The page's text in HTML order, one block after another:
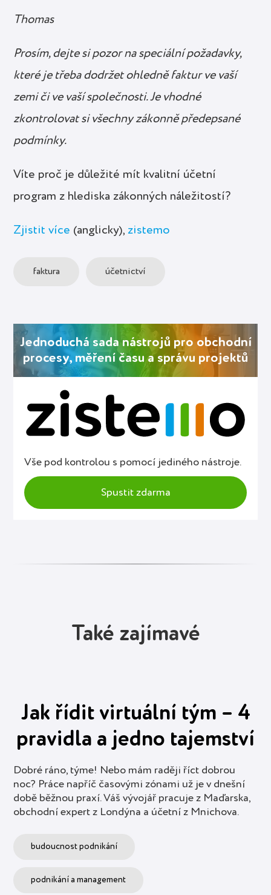
Thomas
Prosím, dejte si pozor na speciální požadavky,
které je třeba dodržet ohledně faktur ve vaší
zemi či ve vaší společnosti. Je vhodné
zkontrolovat si všechny zákonně předepsané
podmínky.
Víte proč je důležité mít kvalitní účetní
program z hlediska zákonných náležitostí?
Zjistit více (anglicky),zistemo
faktura účetnictví
Jednoduchá sada nástrojů pro obchodní
procesy, měření času a správu projektů
Vše pod kontrolou s pomocí jediného nástroje.
Spustit zdarma
Také zajímavé
Jak řídit virtuální tým – 4
pravidla a jedno tajemství
Dobré ráno, týme! Nebo mám raději říct dobrou
noc? Práce napříč časovými zónami už je v dnešní
době běžnou praxí. Váš vývojář pracuje z Maďarska,
obchodní expert z Londýna a účetní z Mnichova.
budoucnost podnikání
podnikání a management